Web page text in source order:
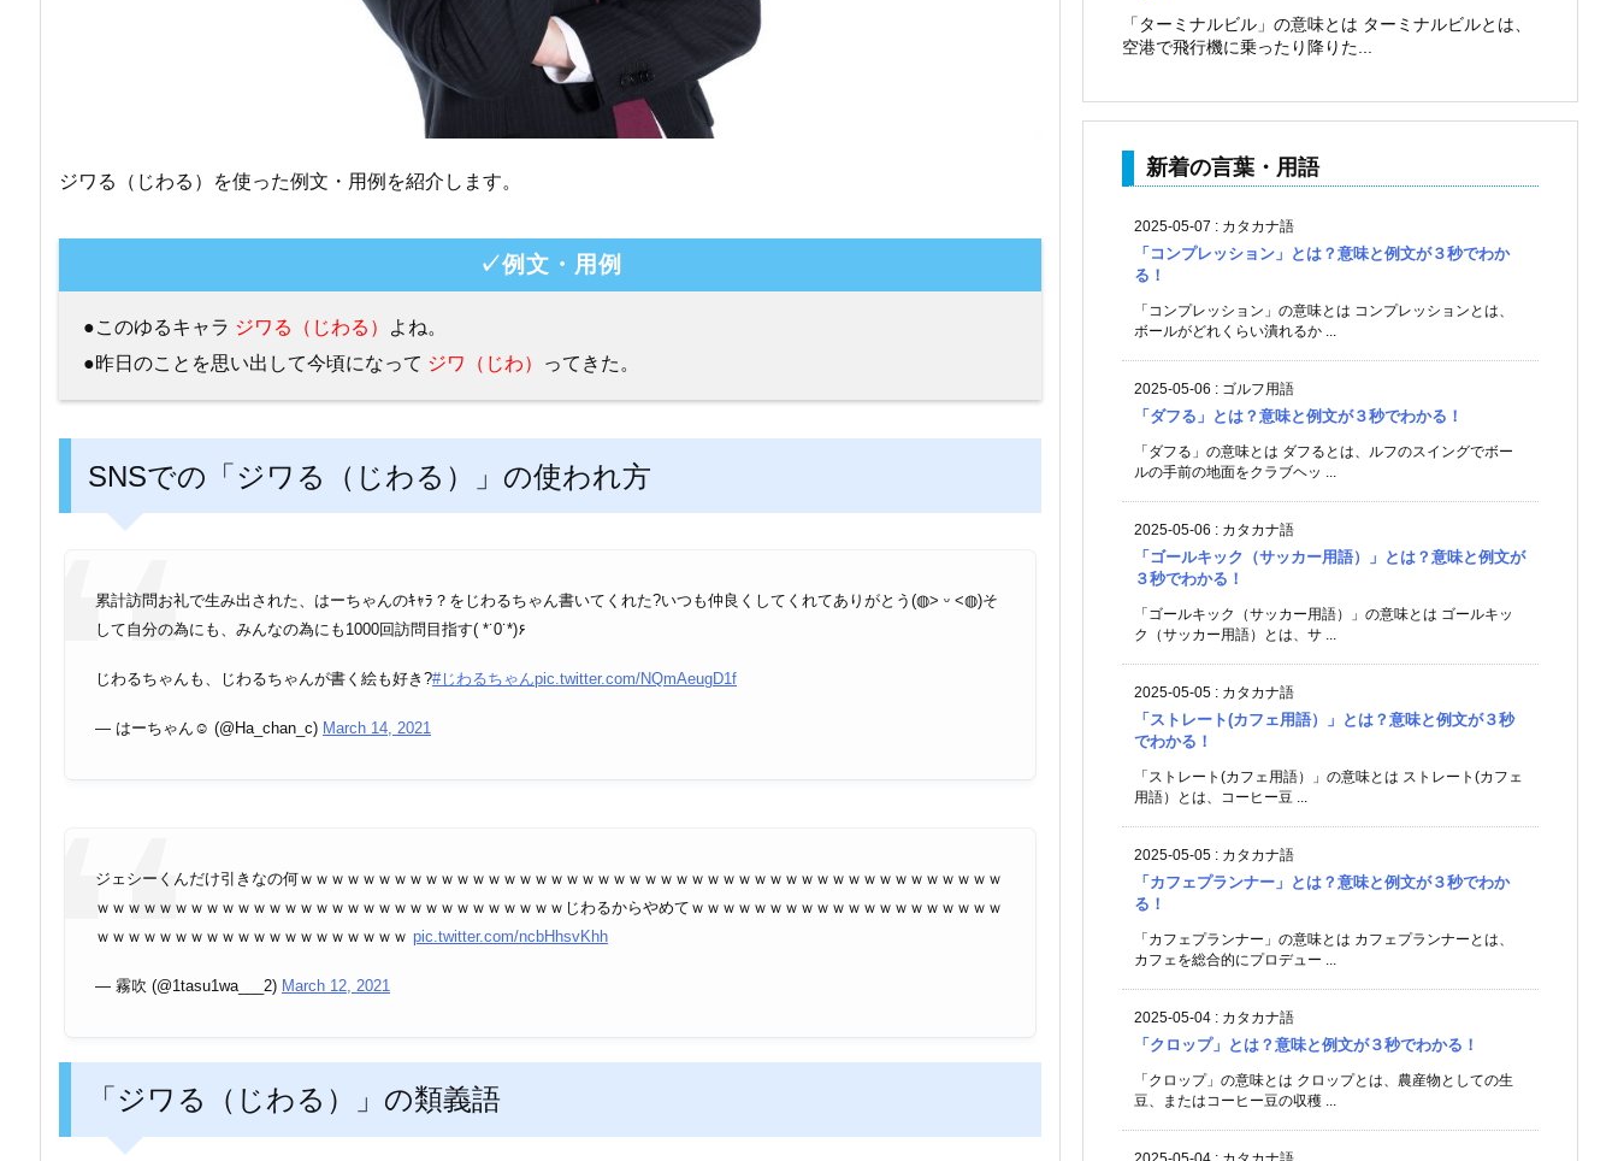
ジワる（じわる）を使った例文・用例を紹介します。
✓例文・用例
●このゆるキャラ ジワる（じわる）
よね。
●昨日のことを思い出して今頃になって ジワ（じわ） ってきた。
SNSでの「ジワる（じわる）」の使われ方
ｗｗｗｗｗｗｗｗｗｗｗｗｗｗｗｗｗｗｗｗｗｗｗｗｗｗｗｗｗｗじわるからやめてｗｗｗｗｗｗｗｗｗｗｗｗｗｗｗｗｗｗｗｗ
pic.twitter.com/ncbHhsvKhh
「ジワる（じわる）」の類義語
ジワる（じわる）の類義語は、「草生える」です。
「ターミナルビル」の意味とは ターミナルビルとは、
空港で飛行機に乗ったり降りた...
新着の言葉・用語
2025-05-07 : カタカナ語
「コンプレッション」とは？意味と例文が３秒でわか
る！
「コンプレッション」の意味とは コンプレッションとは、
ボールがどれくらい潰れるか ...
2025-05-06 : ゴルフ用語
「ダフる」とは？意味と例文が３秒でわかる！
「ダフる」の意味とは ダフるとは、ルフのスイングでボー
ルの手前の地面をクラブヘッ ...
2025-05-06 : カタカナ語
「ゴールキック（サッカー用語）」とは？意味と例文が
３秒でわかる！
「ゴールキック（サッカー用語）」の意味とは ゴールキッ
ク（サッカー用語）とは、サ ...
2025-05-05 : カタカナ語
「ストレート(カフェ用語）」とは？意味と例文が３秒
でわかる！
「ストレート(カフェ用語）」の意味とは ストレート(カフェ
用語）とは、コーヒー豆 ...
2025-05-05 : カタカナ語
「カフェプランナー」とは？意味と例文が３秒でわか
る！
「カフェプランナー」の意味とは カフェプランナーとは、
カフェを総合的にプロデュー ...
2025-05-04 : カタカナ語
「クロップ」とは？意味と例文が３秒でわかる！
「クロップ」の意味とは クロップとは、農産物としての生
豆、またはコーヒー豆の収穫 ...